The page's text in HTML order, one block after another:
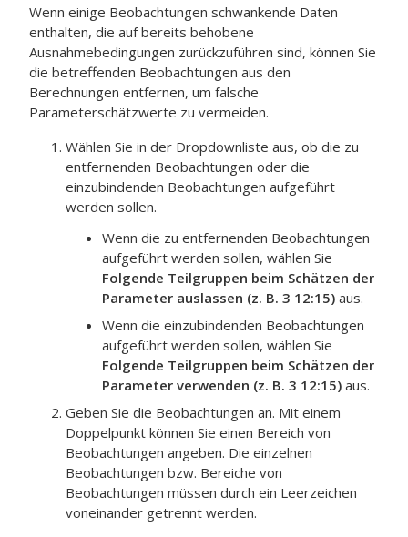
Wenn einige Beobachtungen schwankende Daten
enthalten, die auf bereits behobene
Ausnahmebedingungen zurückzuführen sind, können Sie
die betreffenden Beobachtungen aus den
Berechnungen entfernen, um falsche
Parameterschätzwerte zu vermeiden.
Wählen Sie in der Dropdownliste aus, ob die zu
entfernenden Beobachtungen oder die
einzubindenden Beobachtungen aufgeführt
werden sollen.
Wenn die zu entfernenden Beobachtungen
aufgeführt werden sollen, wählen Sie
Folgende Teilgruppen beim Schätzen der
Parameter auslassen (z. B. 3 12:15) aus.
Wenn die einzubindenden Beobachtungen
aufgeführt werden sollen, wählen Sie
Folgende Teilgruppen beim Schätzen der
Parameter verwenden (z. B. 3 12:15) aus.
Geben Sie die Beobachtungen an. Mit einem
Doppelpunkt können Sie einen Bereich von
Beobachtungen angeben. Die einzelnen
Beobachtungen bzw. Bereiche von
Beobachtungen müssen durch ein Leerzeichen
voneinander getrennt werden.